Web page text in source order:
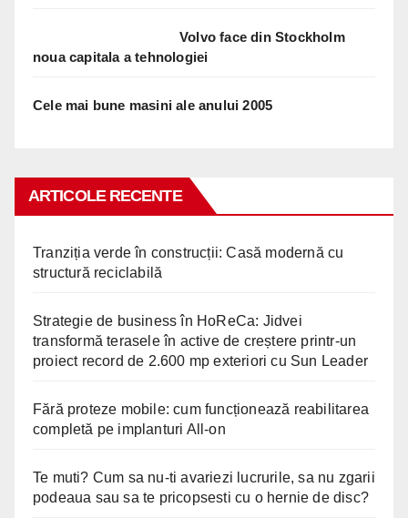
Volvo face din Stockholm
noua capitala a tehnologiei
Cele mai bune masini ale anului 2005
ARTICOLE RECENTE
Tranziția verde în construcții: Casă modernă cu
structură reciclabilă
Strategie de business în HoReCa: Jidvei
transformă terasele în active de creștere printr-un
proiect record de 2.600 mp exteriori cu Sun Leader
Fără proteze mobile: cum funcționează reabilitarea
completă pe implanturi All-on
Te muti? Cum sa nu-ti avariezi lucrurile, sa nu zgarii
podeaua sau sa te pricopsesti cu o hernie de disc?